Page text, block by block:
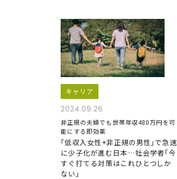
キャリア
2024.09.26
非正規の夫婦でも世帯年収480万円を可
能にする即効薬
｢低収入女性+非正規の男性｣で急速
に少子化が進む日本…社会学者｢今
すぐ打てる対策はこれひとつしか
ない｣